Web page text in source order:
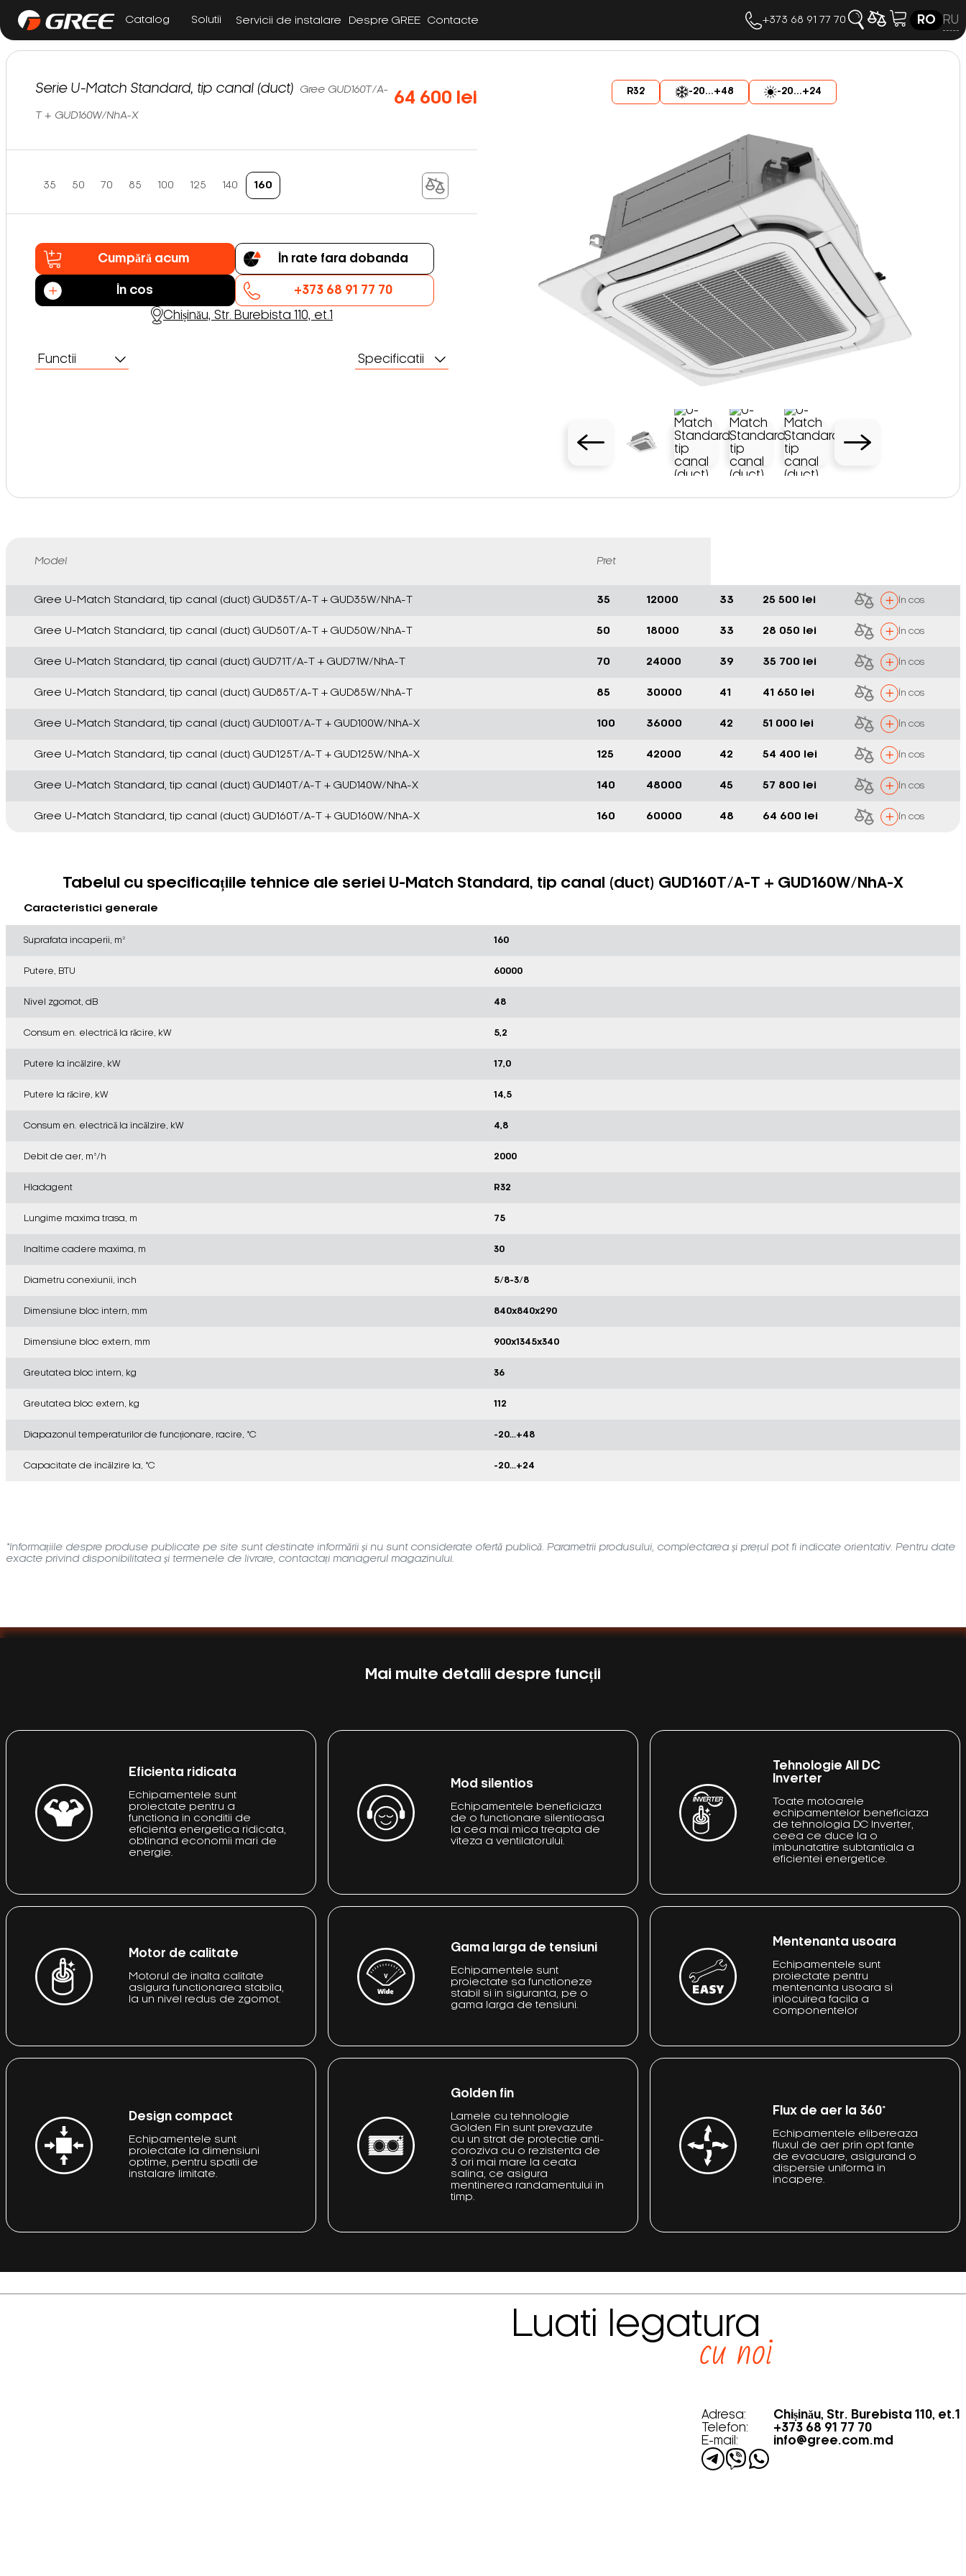
Catalog Solutii Servicii de instalare Despre GREE Contacte +373 68 91 77 70 RO RU
Serie U-Match Standard, tip canal (duct) Gree GUD160T/A-
T + GUD160W/NhA-X
64 600 lei
35 50 70 85 100 125 140 160
Cumpără acum În rate fara dobanda
În cos +373 68 91 77 70
Chișinău, Str. Burebista 110, et.1
Functii Specificatii
R32 -20...+48 -20...+24
Model Pret
Gree U-Match Standard, tip canal (duct) GUD35T/A-T + GUD35W/NhA-T 35 12000 33 25 500 lei În cos
Gree U-Match Standard, tip canal (duct) GUD50T/A-T + GUD50W/NhA-T 50 18000 33 28 050 lei În cos
Gree U-Match Standard, tip canal (duct) GUD71T/A-T + GUD71W/NhA-T 70 24000 39 35 700 lei În cos
Gree U-Match Standard, tip canal (duct) GUD85T/A-T + GUD85W/NhA-T 85 30000 41 41 650 lei În cos
Gree U-Match Standard, tip canal (duct) GUD100T/A-T + GUD100W/NhA-X 100 36000 42 51 000 lei În cos
Gree U-Match Standard, tip canal (duct) GUD125T/A-T + GUD125W/NhA-X 125 42000 42 54 400 lei În cos
Gree U-Match Standard, tip canal (duct) GUD140T/A-T + GUD140W/NhA-X 140 48000 45 57 800 lei În cos
Gree U-Match Standard, tip canal (duct) GUD160T/A-T + GUD160W/NhA-X 160 60000 48 64 600 lei În cos
Tabelul cu specificațiile tehnice ale seriei U-Match Standard, tip canal (duct) GUD160T/A-T + GUD160W/NhA-X
Caracteristici generale
Suprafata incaperii, m² 160
Putere, BTU 60000
Nivel zgomot, dB 48
Consum en. electrică la răcire, kW 5,2
Putere la încălzire, kW 17,0
Putere la răcire, kW 14,5
Consum en. electrică la încălzire, kW 4,8
Debit de aer, m³/h 2000
Hladagent R32
Lungime maxima trasa, m 75
Inaltime cadere maxima, m 30
Diametru conexiunii, inch 5/8-3/8
Dimensiune bloc intern, mm 840x840x290
Dimensiune bloc extern, mm 900x1345x340
Greutatea bloc intern, kg 36
Greutatea bloc extern, kg 112
Diapazonul temperaturilor de funcționare, racire, °C -20...+48
Capacitate de încălzire la, °C -20...+24
*Informațiile despre produse publicate pe site sunt destinate informării și nu sunt considerate ofertă publică. Parametrii produsului, complectarea și prețul pot fi indicate orientativ. Pentru date
exacte privind disponibilitatea și termenele de livrare, contactați managerul magazinului.
Mai multe detalii despre funcții
Eficienta ridicata
Echipamentele sunt
proiectate pentru a
functiona in conditii de
eficienta energetica ridicata,
obtinand economii mari de
energie.
Mod silentios
Echipamentele beneficiaza
de o functionare silentioasa
la cea mai mica treapta de
viteza a ventilatorului.
Tehnologie All DC
Inverter
Toate motoarele
echipamentelor beneficiaza
de tehnologia DC Inverter,
ceea ce duce la o
imbunatatire subtantiala a
eficientei energetice.
Motor de calitate
Motorul de inalta calitate
asigura functionarea stabila,
la un nivel redus de zgomot.
Gama larga de tensiuni
Echipamentele sunt
proiectate sa functioneze
stabil si in siguranta, pe o
gama larga de tensiuni.
Mentenanta usoara
Echipamentele sunt
proiectate pentru
mentenanta usoara si
inlocuirea facila a
componentelor
Design compact
Echipamentele sunt
proiectate la dimensiuni
optime, pentru spatii de
instalare limitate.
Golden fin
Lamele cu tehnologie
Golden Fin sunt prevazute
cu un strat de protectie anti-
coroziva cu o rezistenta de
3 ori mai mare la ceata
salina, ce asigura
mentinerea randamentului in
timp.
Flux de aer la 360°
Echipamentele elibereaza
fluxul de aer prin opt fante
de evacuare, asigurand o
dispersie uniforma in
incapere.
Luati legatura
cu noi
Adresa:
Chișinău, Str. Burebista 110, et.1
Telefon:
+373 68 91 77 70
E-mail:
info@gree.com.md